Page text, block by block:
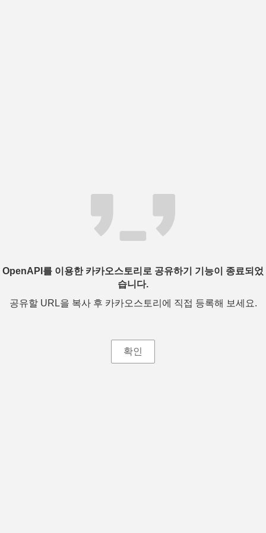
OpenAPI를 이용한 카카오스토리로 공유하기 기능이 종료되었
습니다.
공유할 URL을 복사 후 카카오스토리에 직접 등록해 보세요.
확인